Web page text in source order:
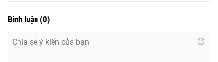
Bình luận (0)